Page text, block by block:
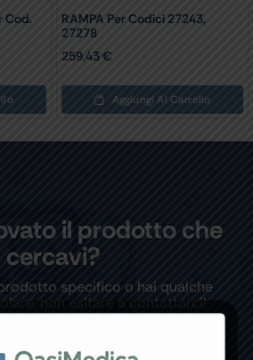
Cod.
RAMPA Per Codici 27243,
27278
259,43€
Aggiungi Al Carrello
il prodotto che
cercavi?
specifico o hai qualche
non esitare a contattarci!